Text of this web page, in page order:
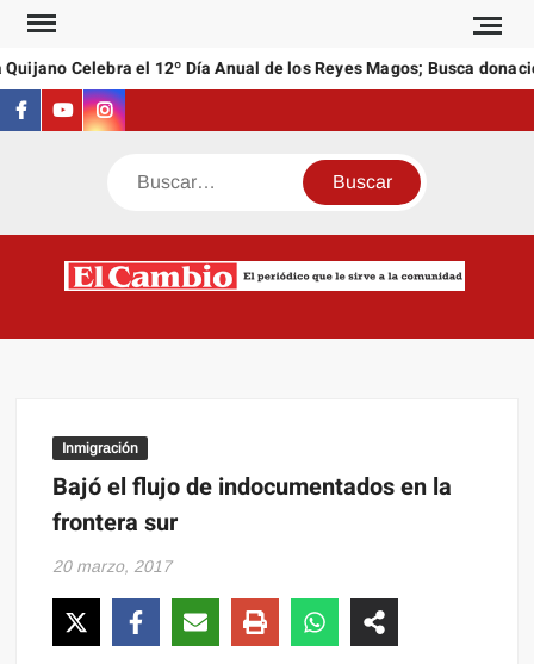
Saltar
contenidoCelebra el 12º Día Anual de los Reyes Magos; Busca
Facebook
YoutubeInstagram
Buscar
Inmigración
Bajó el flujo de indocumentados en la
frontera sur
20 marzo, 2017